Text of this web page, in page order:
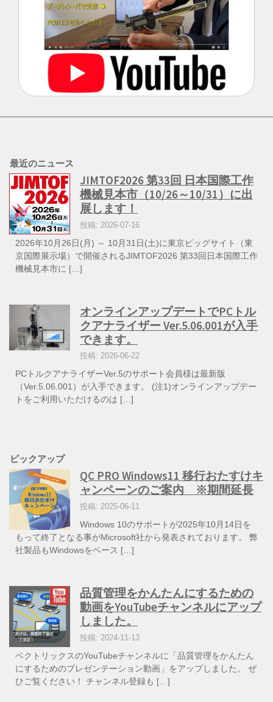
最近のニュース
JIMTOF2026 第33回 日本国際工作
機械見本市（10/26～10/31）に出
展します！
投稿: 2026-07-16
2026年10月26日(月) ～ 10月31日(土)に東京ビッグサイト（東
京国際展示場）で開催されるJIMTOF2026 第33回日本国際工作
機械見本市に […]
オンラインアップデートでPCトル
クアナライザー Ver.5.06.001が入手
できます。
投稿: 2026-06-22
PCトルクアナライザーVer.5のサポート会員様は最新版
（Ver.5.06.001）が入手できます。 (注1)オンラインアップデー
トをご利用いただけるのは […]
ピックアップ
QC PRO Windows11 移行おたすけキ
ャンペーンのご案内 ※期間延長
投稿: 2025-06-11
Windows 10のサポートが2025年10月14日を
もって終了となる事がMicrosoft社から発表されております。 弊
社製品もWindowsをベース […]
品質管理をかんたんにするための
動画をYouTubeチャンネルにアップ
しました。
投稿: 2024-11-13
ベクトリックスのYouTubeチャンネルに「品質管理をかんたん
にするためのプレゼンテーション動画」をアップしました。 ぜ
ひご覧ください！ チャンネル登録も […]